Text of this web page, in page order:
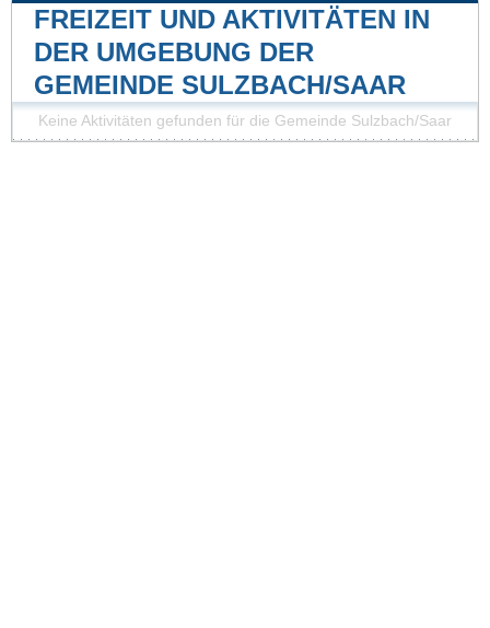
FREIZEIT UND AKTIVITÄTEN IN
DER UMGEBUNG DER
GEMEINDE SULZBACH/SAAR
Keine Aktivitäten gefunden für die Gemeinde Sulzbach/Saar